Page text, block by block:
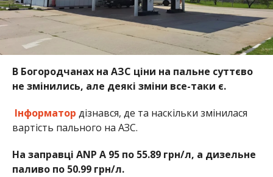
В Богородчанах на АЗС ціни на пальне суттєво
не змінились, але деякі зміни все-таки є.
Інформатор дізнався, де та наскільки змінилася
вартість пального на АЗС.
На заправці ANP А 95 по 55.89 грн/л, а дизельне
паливо по 50.99 грн/л.